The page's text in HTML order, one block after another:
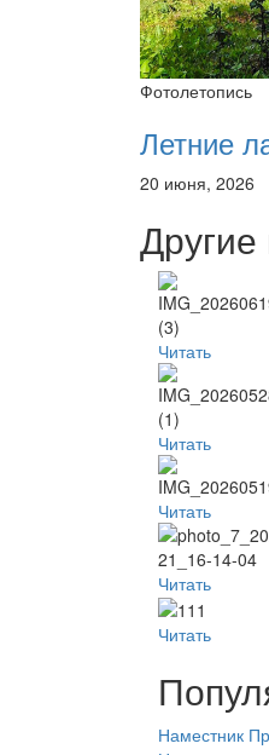
Фотолетопись
Летние
20 июня, 2026
Читать
Читать
Читать
Читать
Читать
Наместник